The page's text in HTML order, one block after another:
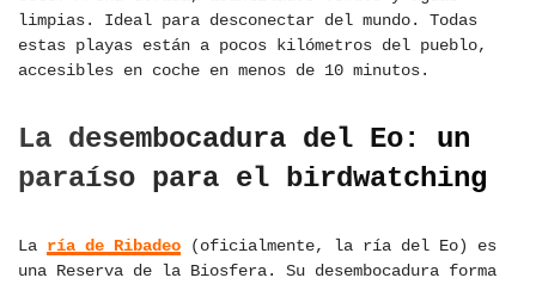
limpias. Ideal para desconectar del mundo. Todas
estas playas están a pocos kilómetros del pueblo,
accesibles en coche en menos de 10 minutos.
La desembocadura del Eo: un
paraíso para el birdwatching
La ría de Ribadeo (oficialmente, la ría del Eo) es
una Reserva de la Biosfera. Su desembocadura forma